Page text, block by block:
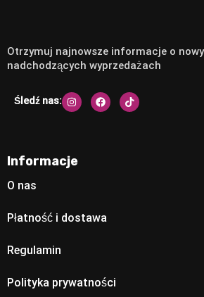
Otrzymuj najnowsze informacje o
nadchodzących wyprzedażach
Śledź nas:
Informacje
O nas
Płatność i dostawa
Regulamin
Polityka prywatności